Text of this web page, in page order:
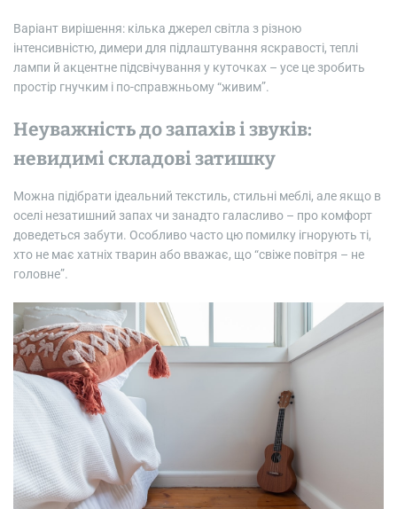
Варіант вирішення: кілька джерел світла з різною
інтенсивністю, димери для підлаштування яскравості, теплі
лампи й акцентне підсвічування у куточках – усе це зробить
простір гнучким і по-справжньому “живим”.
Неуважність до запахів і звуків:
невидимі складові затишку
Можна підібрати ідеальний текстиль, стильні меблі, але якщо в
оселі незатишний запах чи занадто галасливо – про комфорт
доведеться забути. Особливо часто цю помилку ігнорують ті,
хто не має хатніх тварин або вважає, що “свіже повітря – не
головне”.